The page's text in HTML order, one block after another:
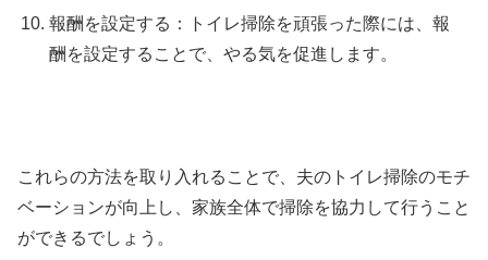
報酬を設定する：トイレ掃除を頑張った際には、報
酬を設定することで、やる気を促進します。
これらの方法を取り入れることで、夫のトイレ掃除のモチ
ベーションが向上し、家族全体で掃除を協力して行うこと
ができるでしょう。